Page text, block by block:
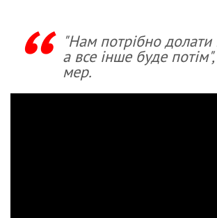
"Нам потрібно долати
а все інше буде
мер.